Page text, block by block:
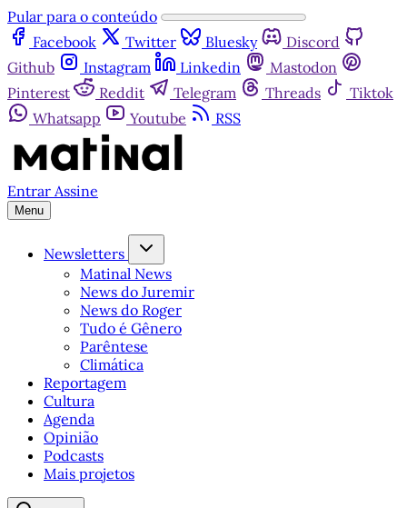
Pular para o conteúdo
Facebook
Twitter Bluesky
Discord
Github
Instagram Linkedin
Mastodon
Pinterest
Reddit Telegram Threads
Tiktok
Whatsapp
Youtube RSS
Entrar Assine
Menu
Newsletters
Matinal News
News do Juremir
News do Roger
Tudo é Gênero
Parêntese
Climática
Reportagem
Cultura
Agenda
Opinião
Podcasts
Mais projetos